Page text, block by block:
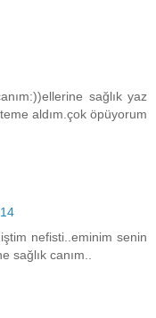
sağlık yaz
aldım.çok öpüyorum
nefisti..eminim senin
sağlık canım..